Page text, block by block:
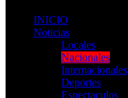
INICIO
Noticias
Locales
Nacionales
Internacionales
Deportes
Espectaculos